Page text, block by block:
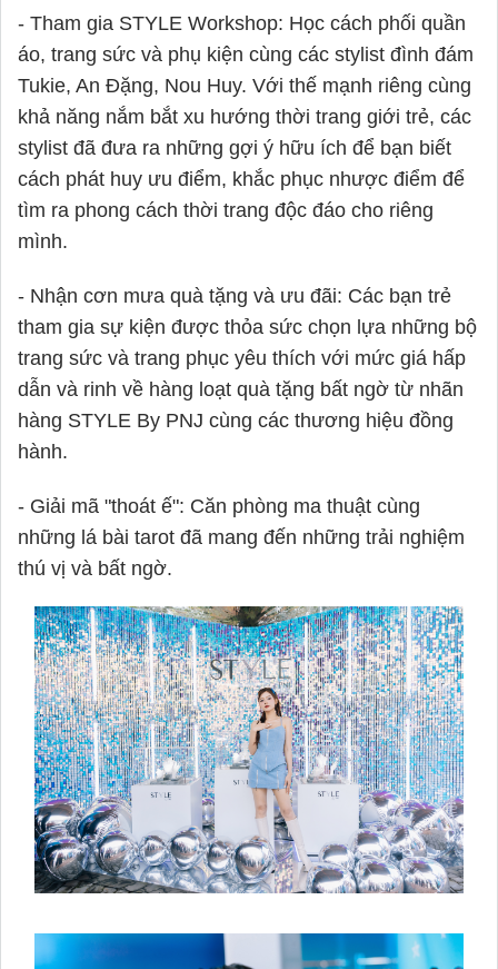
- Tham gia STYLE Workshop: Học cách phối quần
áo, trang sức và phụ kiện cùng các stylist đình đám
Tukie, An Đặng, Nou Huy. Với thế mạnh riêng cùng
khả năng nắm bắt xu hướng thời trang giới trẻ, các
stylist đã đưa ra những gợi ý hữu ích để bạn biết
cách phát huy ưu điểm, khắc phục nhược điểm để
tìm ra phong cách thời trang độc đáo cho riêng
mình.
- Nhận cơn mưa quà tặng và ưu đãi: Các bạn trẻ
tham gia sự kiện được thỏa sức chọn lựa những bộ
trang sức và trang phục yêu thích với mức giá hấp
dẫn và rinh về hàng loạt quà tặng bất ngờ từ nhãn
hàng STYLE By PNJ cùng các thương hiệu đồng
hành.
- Giải mã "thoát ế": Căn phòng ma thuật cùng
những lá bài tarot đã mang đến những trải nghiệm
thú vị và bất ngờ.